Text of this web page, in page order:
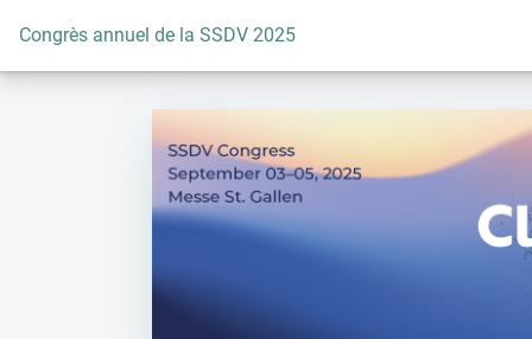
Vers la page d'accueil
Congrès annuel de la SSDV 2025